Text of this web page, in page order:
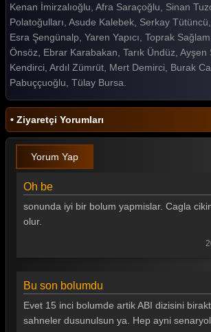
Kenan İmirzalıoğlu, Afra Saraçoğlu, Sinan
Polatoğulları, Asude Kalebek, Serkay Tütüncü,
Esra Şengünalp, Yaren Yapıcı, Toprak
Önsöz, Ebrar Karabakan, Tarık Ündüz, Ayşen
Kendirci, Ardıl Zümrüt, Mert Demirci, Burak
Pabuççuoğlu, Tülay Bursa.
• Ziyaretçi Yorumları
Yorum Yap
Oh be
sonunda iyi bir bolum yapmislar. Cagla
olur.
Bu son bolumdu
Evet 15 inci bolumde artik ABI dizisini
sahneler dusunulsun ya. Hep ayni